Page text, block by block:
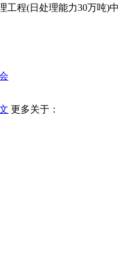
程(日处理能力30万吨
更多关于：